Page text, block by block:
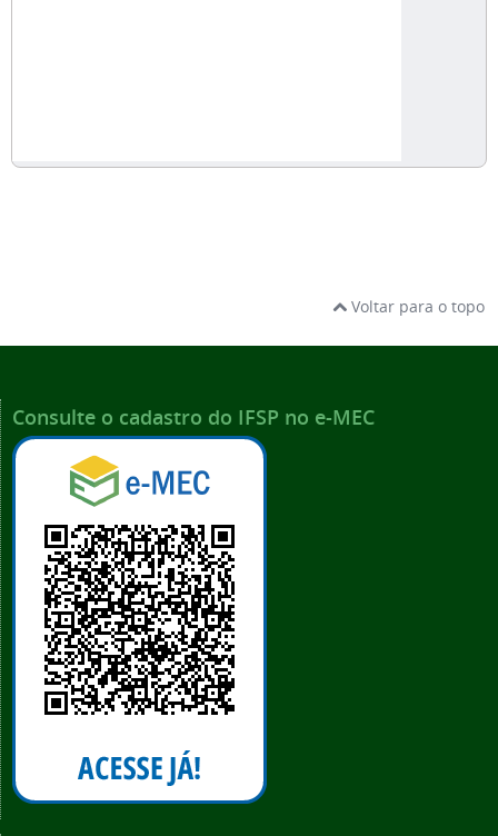
Voltar para o topo
Consulte o cadastro do IFSP no e-MEC